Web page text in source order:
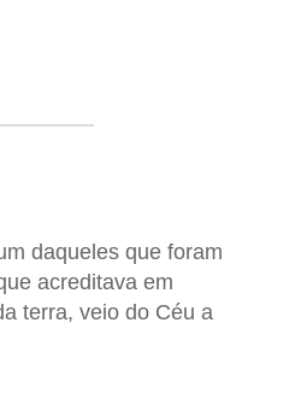
daqueles que foram
acreditava em
terra, veio do Céu a